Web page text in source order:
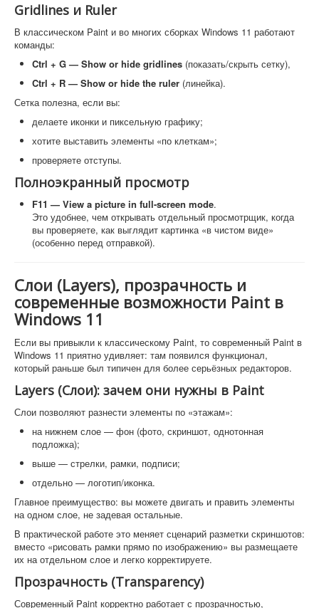
Gridlines и Ruler
В классическом Paint и во многих сборках Windows 11 работают
команды:
Ctrl + G — Show or hide gridlines (показать/скрыть сетку),
Ctrl + R — Show or hide the ruler (линейка).
Сетка полезна, если вы:
делаете иконки и пиксельную графику;
хотите выставить элементы «по клеткам»;
проверяете отступы.
Полноэкранный просмотр
F11 — View a picture in full-screen mode.
Это удобнее, чем открывать отдельный просмотрщик, когда
вы проверяете, как выглядит картинка «в чистом виде»
(особенно перед отправкой).
Слои (Layers), прозрачность и
современные возможности Paint в
Windows 11
Если вы привыкли к классическому Paint, то современный Paint в
Windows 11 приятно удивляет: там появился функционал,
который раньше был типичен для более серьёзных редакторов.
Layers (Слои): зачем они нужны в Paint
Слои позволяют разнести элементы по «этажам»:
на нижнем слое — фон (фото, скриншот, однотонная
подложка);
выше — стрелки, рамки, подписи;
отдельно — логотип/иконка.
Главное преимущество: вы можете двигать и править элементы
на одном слое, не задевая остальные.
В практической работе это меняет сценарий разметки скриншотов:
вместо «рисовать рамки прямо по изображению» вы размещаете
их на отдельном слое и легко корректируете.
Прозрачность (Transparency)
Современный Paint корректно работает с прозрачностью,